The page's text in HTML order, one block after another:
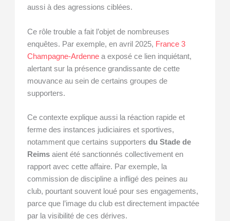
aussi à des agressions ciblées.
Ce rôle trouble a fait l’objet de nombreuses
enquêtes. Par exemple, en avril 2025, France 3
Champagne-Ardenne a exposé ce lien inquiétant,
alertant sur la présence grandissante de cette
mouvance au sein de certains groupes de
supporters.
Ce contexte explique aussi la réaction rapide et
ferme des instances judiciaires et sportives,
notamment que certains supportersdu Stade de
Reims aient été sanctionnés collectivement en
rapport avec cette affaire. Par exemple, la
commission de discipline a infligé des peines au
club, pourtant souvent loué pour ses engagements,
parce que l’image du club est directement impactée
par la visibilité de ces dérives.